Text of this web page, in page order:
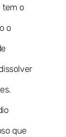
tem o
o
que